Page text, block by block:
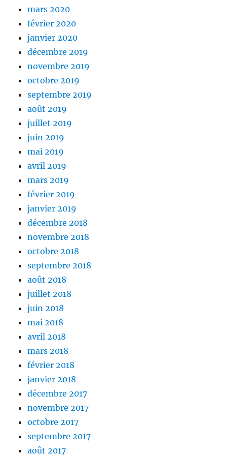
mars 2020
février 2020
janvier 2020
décembre 2019
novembre 2019
octobre 2019
septembre 2019
août 2019
juillet 2019
juin 2019
mai 2019
avril 2019
mars 2019
février 2019
janvier 2019
décembre 2018
novembre 2018
octobre 2018
septembre 2018
août 2018
juillet 2018
juin 2018
mai 2018
avril 2018
mars 2018
février 2018
janvier 2018
décembre 2017
novembre 2017
octobre 2017
septembre 2017
août 2017